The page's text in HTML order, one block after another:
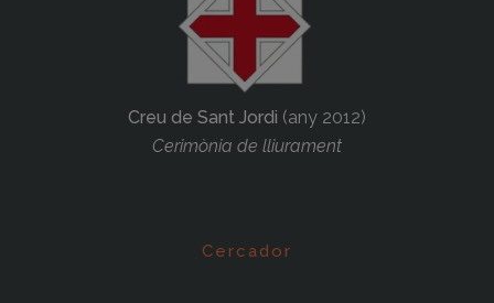
Creu de Sant Jordi (any 2012)
Cerimònia de lliurament
Cercador